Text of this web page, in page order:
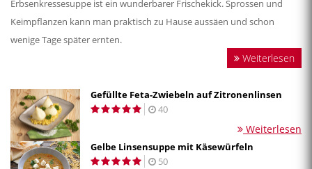
Erbsenkressesuppe ist ein wunderbarer Frischekick. Sprossen und
Keimpflanzen kann man praktisch zu Hause aussäen und schon
wenige Tage später ernten.
Weiterlesen
Gefüllte Feta-Zwiebeln auf Zitronenlinsen
40
Weiterlesen
Gelbe Linsensuppe mit Käsewürfeln
50